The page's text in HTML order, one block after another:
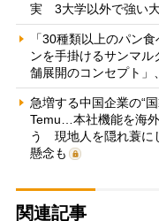
実 3大学以外で強い
「30種類以上のパン
ンを手掛けるサンマ
舗展開のコンセプト」
急増する中国企業の“
Temu…本社機能を海
う 現地人を隠れ蓑に
懸念も
関連記事